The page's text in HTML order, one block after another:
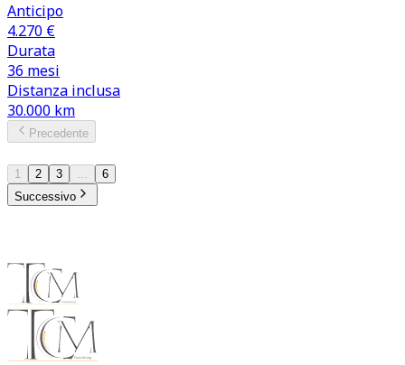
Anticipo
4.270 €
Durata
36 mesi
Distanza inclusa
30.000 km
Precedente
1 2 3 ...
6
Successivo